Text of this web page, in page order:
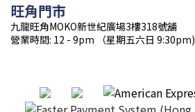
旺角門市
九龍旺角MOKO新世紀廣場3樓318號舖
營業時間: 12 - 9pm （星期五六日 9:30pm)